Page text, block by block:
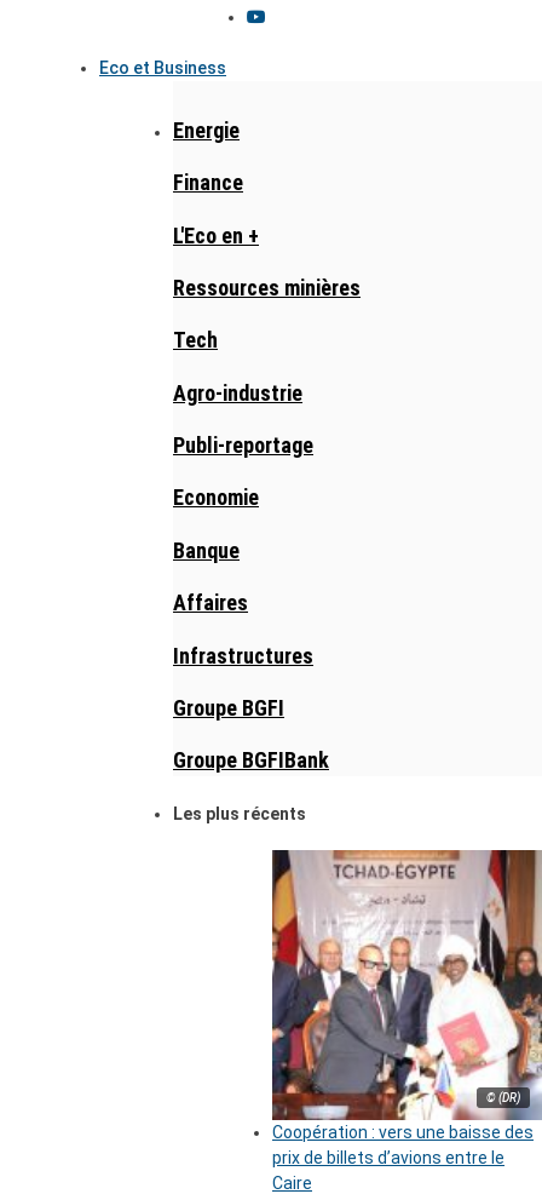
Eco et Business
Energie
Finance
L'Eco en +
Ressources minières
Tech
Agro-industrie
Publi-reportage
Economie
Banque
Affaires
Infrastructures
Groupe BGFI
Groupe BGFIBank
Les plus récents
© (DR)
Coopération : vers une baisse des
prix de billets d’avions entre le
Caire